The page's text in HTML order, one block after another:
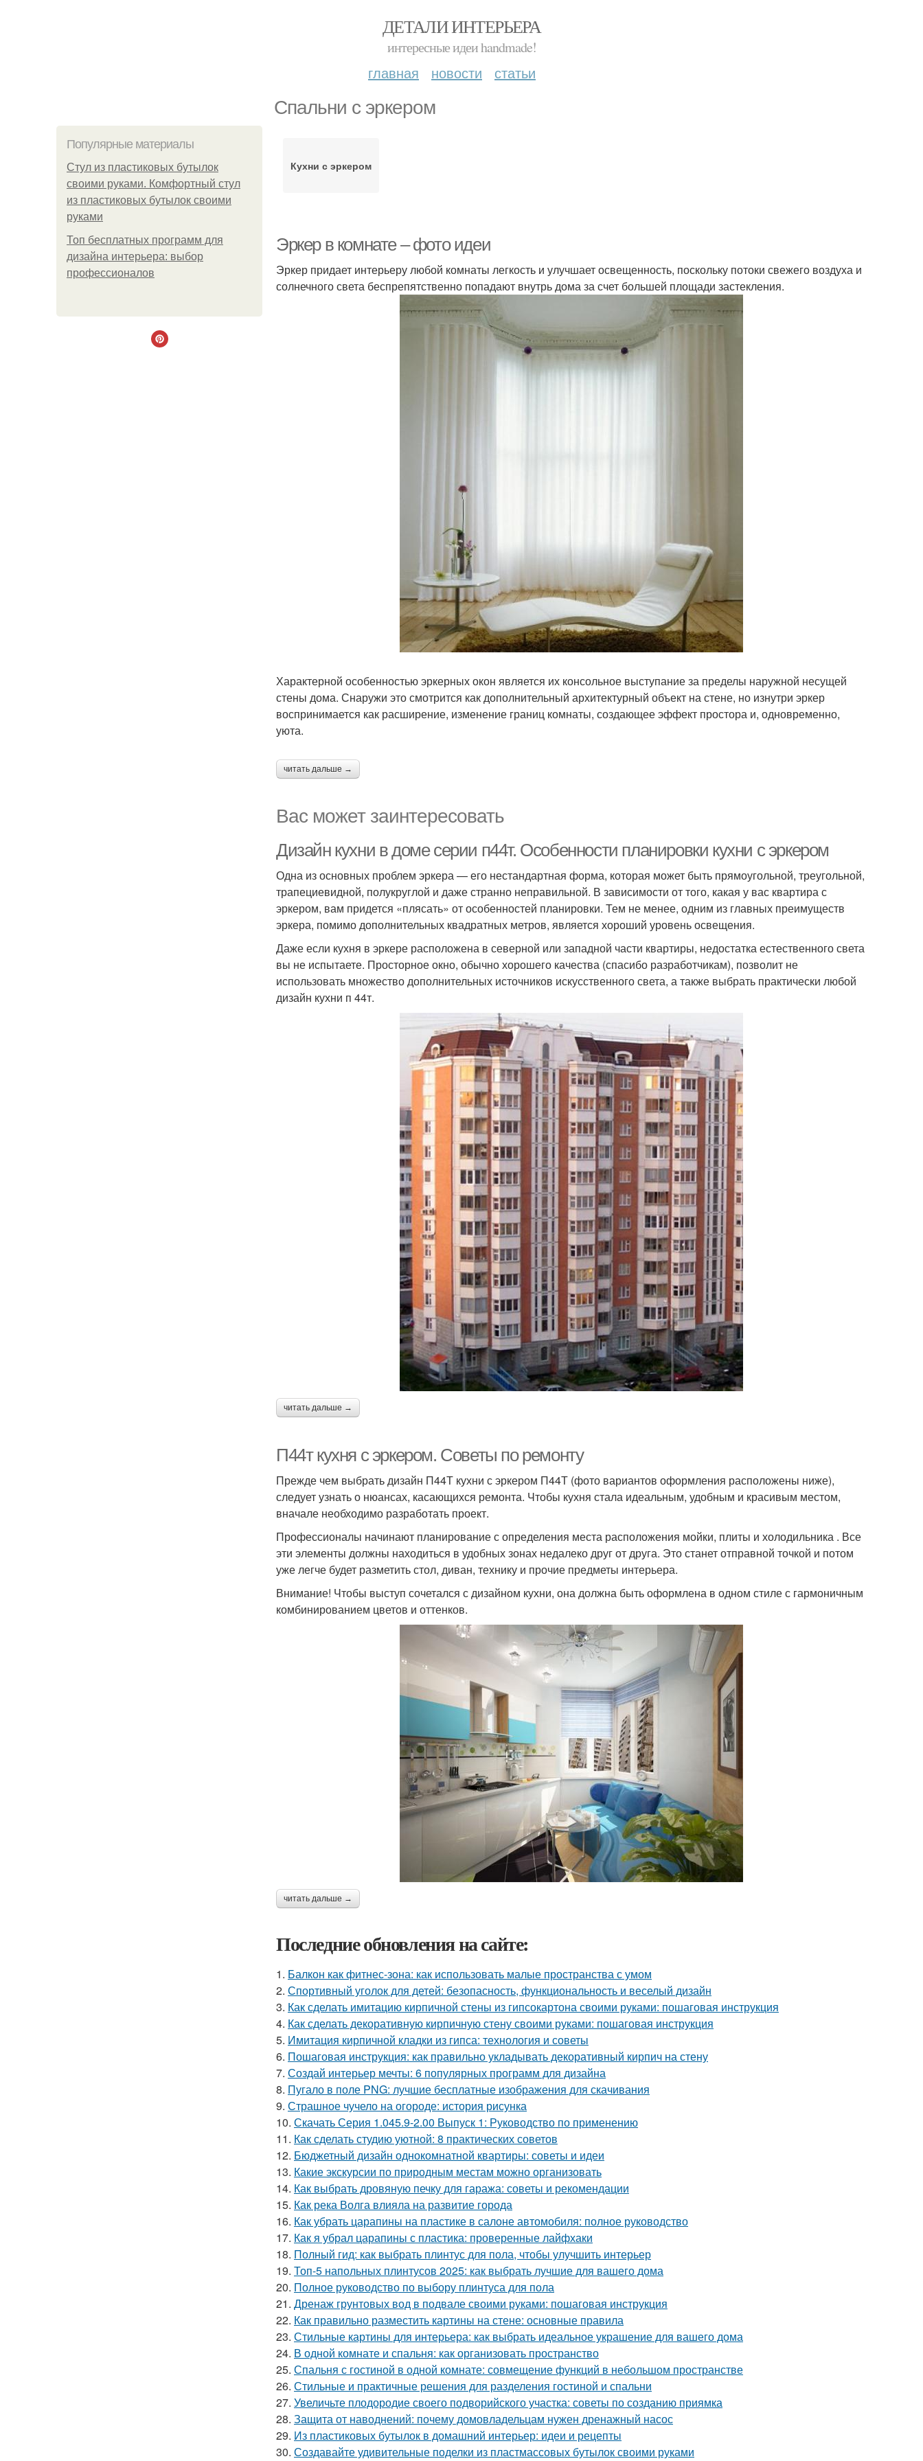
ДЕТАЛИ ИНТЕРЬЕРА
интересные идеи handmade!
главная новости статьи
Спальни с эркером
Популярные материалы
Стул из пластиковых бутылок
своими руками. Комфортный стул
из пластиковых бутылок своими
руками
Топ бесплатных программ для
дизайна интерьера: выбор
профессионалов
Кухни с эркером
Эркер в комнате – фото идеи
Эркер придает интерьеру любой комнаты легкость и улучшает освещенность, поскольку потоки свежего воздуха и
солнечного света беспрепятственно попадают внутрь дома за счет большей площади застекления.
Характерной особенностью эркерных окон является их консольное выступание за пределы наружной несущей
стены дома. Снаружи это смотрится как дополнительный архитектурный объект на стене, но изнутри эркер
воспринимается как расширение, изменение границ комнаты, создающее эффект простора и, одновременно,
уюта.
читать дальше →
Вас может заинтересовать
Дизайн кухни в доме серии п44т. Особенности планировки кухни с эркером
Одна из основных проблем эркера — его нестандартная форма, которая может быть прямоугольной, треугольной,
трапециевидной, полукруглой и даже странно неправильной. В зависимости от того, какая у вас квартира с
эркером, вам придется «плясать» от особенностей планировки. Тем не менее, одним из главных преимуществ
эркера, помимо дополнительных квадратных метров, является хороший уровень освещения.
Даже если кухня в эркере расположена в северной или западной части квартиры, недостатка естественного света
вы не испытаете. Просторное окно, обычно хорошего качества (спасибо разработчикам), позволит не
использовать множество дополнительных источников искусственного света, а также выбрать практически любой
дизайн кухни п 44т.
читать дальше →
П44т кухня с эркером. Советы по ремонту
Прежде чем выбрать дизайн П44Т кухни с эркером П44Т (фото вариантов оформления расположены ниже),
следует узнать о нюансах, касающихся ремонта. Чтобы кухня стала идеальным, удобным и красивым местом,
вначале необходимо разработать проект.
Профессионалы начинают планирование с определения места расположения мойки, плиты и холодильника . Все
эти элементы должны находиться в удобных зонах недалеко друг от друга. Это станет отправной точкой и потом
уже легче будет разметить стол, диван, технику и прочие предметы интерьера.
Внимание! Чтобы выступ сочетался с дизайном кухни, она должна быть оформлена в одном стиле с гармоничным
комбинированием цветов и оттенков.
читать дальше →
Последние обновления на сайте:
1. Балкон как фитнес-зона: как использовать малые пространства с умом
2. Спортивный уголок для детей: безопасность, функциональность и веселый дизайн
3. Как сделать имитацию кирпичной стены из гипсокартона своими руками: пошаговая инструкция
4. Как сделать декоративную кирпичную стену своими руками: пошаговая инструкция
5. Имитация кирпичной кладки из гипса: технология и советы
6. Пошаговая инструкция: как правильно укладывать декоративный кирпич на стену
7. Создай интерьер мечты: 6 популярных программ для дизайна
8. Пугало в поле PNG: лучшие бесплатные изображения для скачивания
9. Страшное чучело на огороде: история рисунка
10. Скачать Серия 1.045.9-2.00 Выпуск 1: Руководство по применению
11. Как сделать студию уютной: 8 практических советов
12. Бюджетный дизайн однокомнатной квартиры: советы и идеи
13. Какие экскурсии по природным местам можно организовать
14. Как выбрать дровяную печку для гаража: советы и рекомендации
15. Как река Волга влияла на развитие города
16. Как убрать царапины на пластике в салоне автомобиля: полное руководство
17. Как я убрал царапины с пластика: проверенные лайфхаки
18. Полный гид: как выбрать плинтус для пола, чтобы улучшить интерьер
19. Топ-5 напольных плинтусов 2025: как выбрать лучшие для вашего дома
20. Полное руководство по выбору плинтуса для пола
21. Дренаж грунтовых вод в подвале своими руками: пошаговая инструкция
22. Как правильно разместить картины на стене: основные правила
23. Стильные картины для интерьера: как выбрать идеальное украшение для вашего дома
24. В одной комнате и спальня: как организовать пространство
25. Спальня с гостиной в одной комнате: совмещение функций в небольшом пространстве
26. Стильные и практичные решения для разделения гостиной и спальни
27. Увеличьте плодородие своего подворийского участка: советы по созданию приямка
28. Защита от наводнений: почему домовладельцам нужен дренажный насос
29. Из пластиковых бутылок в домашний интерьер: идеи и рецепты
30. Создавайте удивительные поделки из пластмассовых бутылок своими руками